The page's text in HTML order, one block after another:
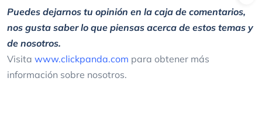
Puedes dejarnos tu opinión en la caja de comentarios,
nos gusta saber lo que piensas acerca de estos temas y
de nosotros.
Visita www.clickpanda.com para obtener más
información sobre nosotros.